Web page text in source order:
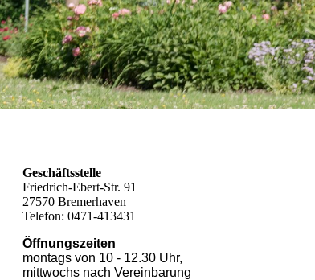
Geschäftsstelle
Friedrich-Ebert-Str. 91
27570 Bremerhaven
Telefon: 0471-413431
Öffnungszeiten
montags von 10 - 12.30 Uhr,
mittwochs nach Vereinbarung